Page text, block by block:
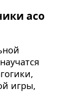
асо
игры,